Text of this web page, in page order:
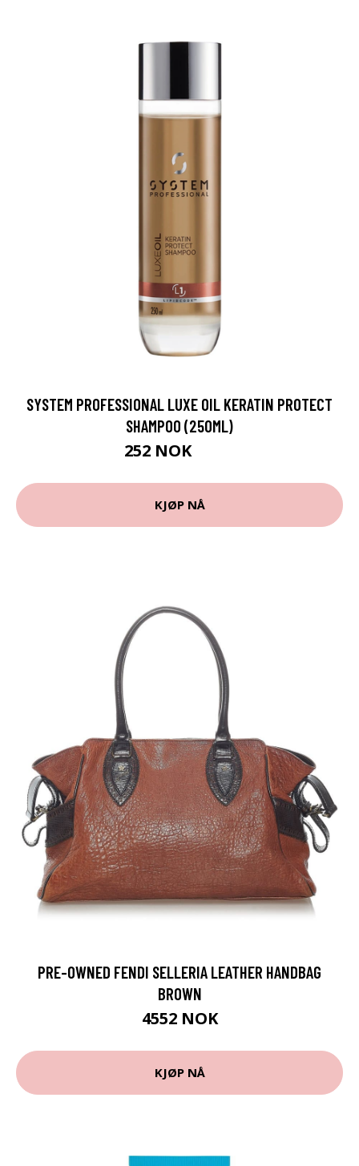
SYSTEM PROFESSIONAL LUXE OIL KERATIN PROTECT
SHAMPOO (250ML)
252 NOK
KJØP NÅ
PRE-OWNED FENDI SELLERIA LEATHER HANDBAG
BROWN
4552 NOK
KJØP NÅ